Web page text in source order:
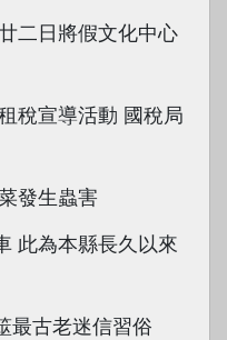
二日將假文化中心
稅宣導活動 國稅局
發生蟲害
此為本縣長久以來
最古老迷信習俗